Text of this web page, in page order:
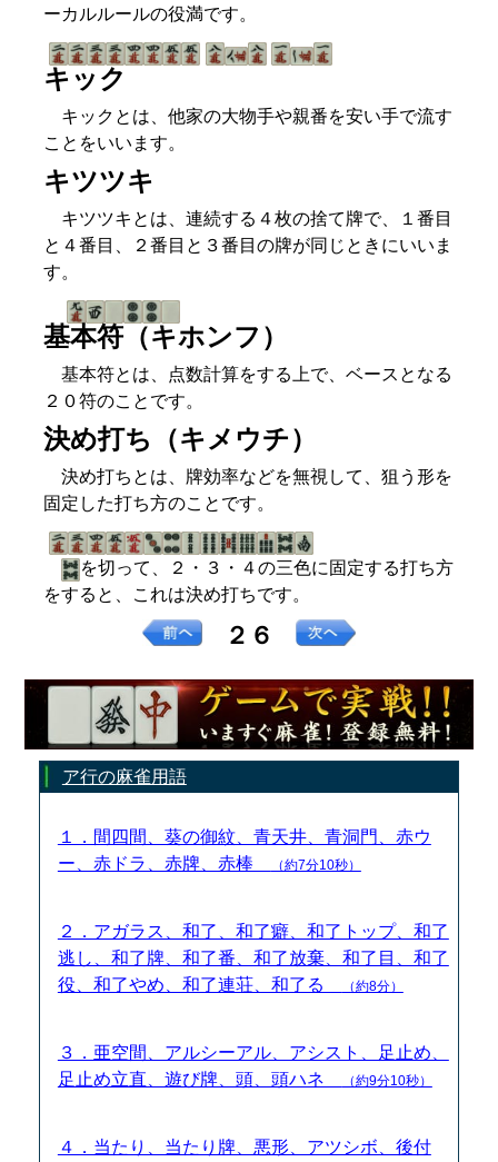
ーカルルールの役満です。
キック
キックとは、他家の大物手や親番を安い手で流す
ことをいいます。
キツツキ
キツツキとは、連続する４枚の捨て牌で、１番目
と４番目、２番目と３番目の牌が同じときにいいま
す。
基本符（キホンフ）
基本符とは、点数計算をする上で、ベースとなる
２０符のことです。
決め打ち（キメウチ）
決め打ちとは、牌効率などを無視して、狙う形を
固定した打ち方のことです。
を切って、２・３・４の三色に固定する打ち方
をすると、これは決め打ちです。
２６
ア行の麻雀用語
１．間四間、葵の御紋、青天井、青洞門、赤ウ
ー、赤ドラ、赤牌、赤棒
（約7分10秒）
２．アガラス、和了、和了癖、和了トップ、和了
逃し、和了牌、和了番、和了放棄、和了目、和了
役、和了やめ、和了連荘、和了る
（約8分）
３．亜空間、アルシーアル、アシスト、足止め、
足止め立直、遊び牌、頭、頭ハネ
（約9分10秒）
４．当たり、当たり牌、悪形、アツシボ、後付